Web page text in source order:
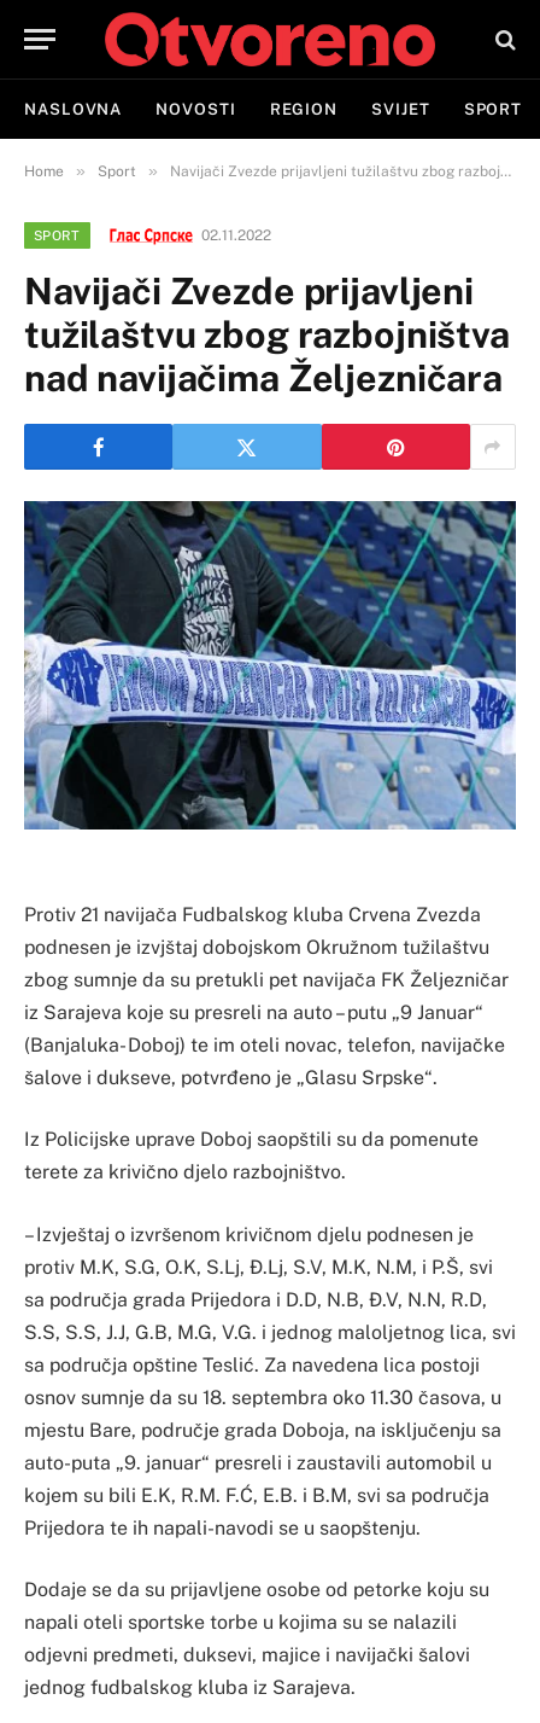
NASLOVNA NOVOSTI REGION SVIJET SPORT
Home » Sport » Navijači Zvezde prijavljeni tužilaštvu zbog razbojništva nad navijačima Željezničara
SPORT 02.11.2022
Navijači Zvezde prijavljeni
tužilaštvu zbog razbojništva
nad navijačima Željezničara
Protiv 21 navijača Fudbalskog kluba Crvena Zvezda
podnesen je izvjštaj dobojskom Okružnom tužilaštvu
zbog sumnje da su pretukli pet navijača FK Željezničar
iz Sarajeva koje su presreli na auto – putu „9 Januar“
(Banjaluka- Doboj) te im oteli novac, telefon, navijačke
šalove i dukseve, potvrđeno je „Glasu Srpske“.
Iz Policijske uprave Doboj saopštili su da pomenute
terete za krivično djelo razbojništvo.
– Izvještaj o izvršenom krivičnom djelu podnesen je
protiv M.K, S.G, O.K, S.Lj, Đ.Lj, S.V, M.K, N.M, i P.Š, svi
sa područja grada Prijedora i D.D, N.B, Đ.V, N.N, R.D,
S.S, S.S, J.J, G.B, M.G, V.G. i jednog maloljetnog lica, svi
sa područja opštine Teslić. Za navedena lica postoji
osnov sumnje da su 18. septembra oko 11.30 časova, u
mjestu Bare, područje grada Doboja, na isključenju sa
auto-puta „9. januar“ presreli i zaustavili automobil u
kojem su bili E.K, R.M. F.Ć, E.B. i B.M, svi sa područja
Prijedora te ih napali-navodi se u saopštenju.
Dodaje se da su prijavljene osobe od petorke koju su
napali oteli sportske torbe u kojima su se nalazili
odjevni predmeti, duksevi, majice i navijački šalovi
jednog fudbalskog kluba iz Sarajeva.